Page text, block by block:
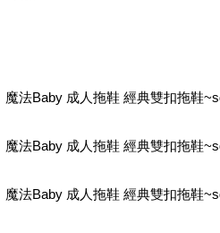
魔法Baby 成人拖鞋 經典雙扣拖鞋
魔法Baby 成人拖鞋 經典雙扣拖鞋
魔法Baby 成人拖鞋 經典雙扣拖鞋